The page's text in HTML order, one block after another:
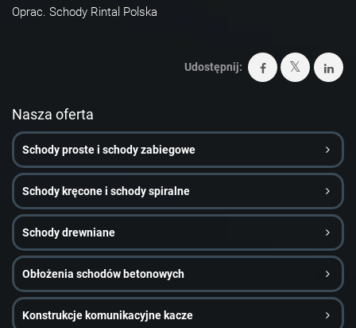
Oprac. Schody Rintal Polska
Udostępnij:
Nasza oferta
Schody proste i schody zabiegowe
Schody kręcone i schody spiralne
Schody drewniane
Obłożenia schodów betonowych
Konstrukcje komunikacyjne kacze